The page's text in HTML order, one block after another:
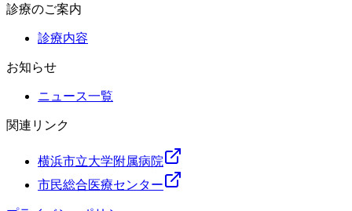
診療のご案内
診療内容
お知らせ
ニュース一覧
関連リンク
横浜市立大学附属病院
市民総合医療センター